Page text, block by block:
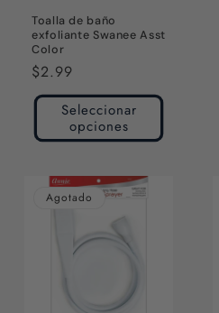
Toalla de baño
exfoliante Swanee Asst
Color
Precio
habitual
$2.99
Seleccionar
opciones
Agotado